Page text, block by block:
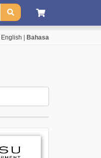
English Bahasa